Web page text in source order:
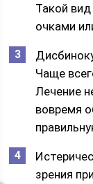
Такой
очками
Чаще
Лечение
вовремя
зрения